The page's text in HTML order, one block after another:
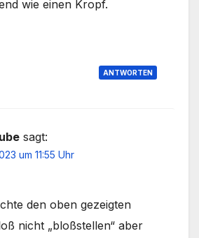
wie einen Kropf.
ANTWORTEN
sagt:
um 11:55 Uhr
den oben gezeigten
nicht „bloßstellen“ aber